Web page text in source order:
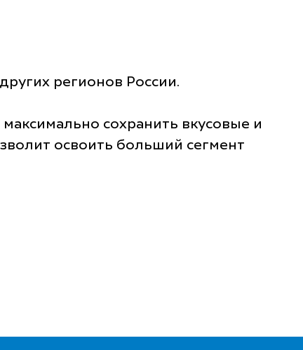
регионов России.
сохранить вкусовые и
освоить больший сегмент